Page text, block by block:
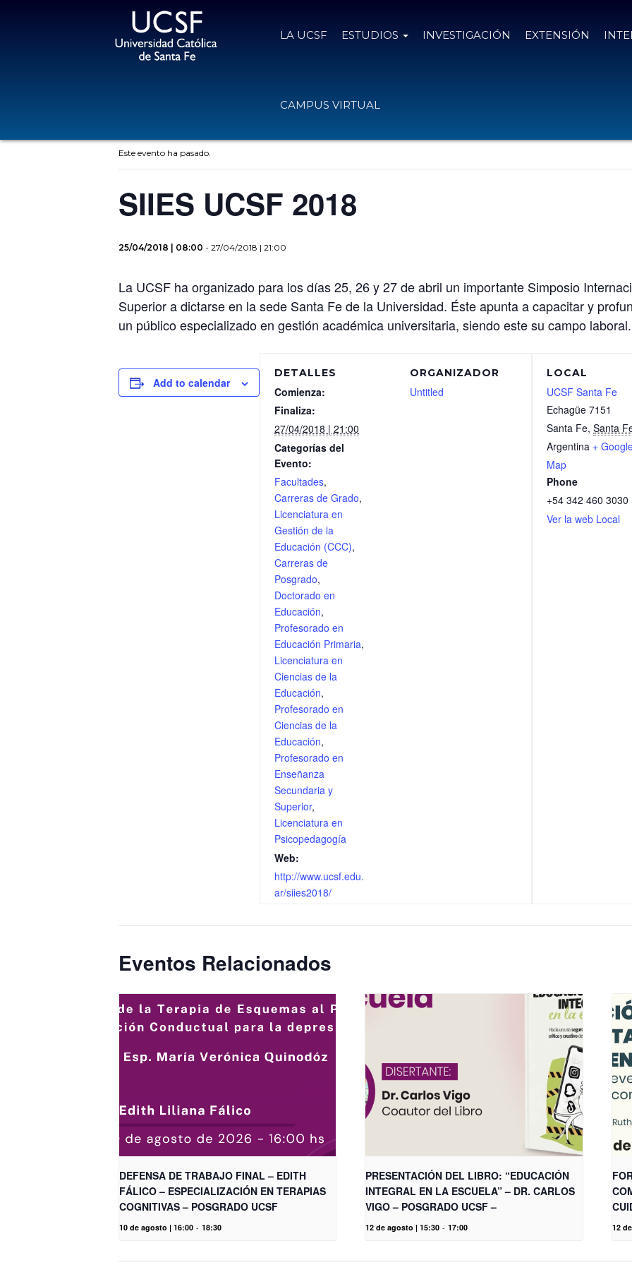
LA UCSF ESTUDIOS INVESTIGACIÓN EXTENSIÓN
CAMPUS VIRTUAL
Este evento ha pasado.
SIIES UCSF 2018
25/04/2018 | 08:00 - 27/04/2018 | 21:00
La UCSF ha organizado para los días 25, 26 y 27 de abril un importante Simposio
Superior a dictarse en la sede Santa Fe de la Universidad. Éste apunta a capacitar y
un público especializado en gestión académica universitaria, siendo este su campo laboral.
Add to calendar
DETALLES
Comienza:
Finaliza:
27/04/2018 | 21:00
Categorías del
Evento:
Facultades,
Carreras de Grado,
Licenciatura en
Gestión de la
Educación (CCC),
Carreras de
Posgrado,
Doctorado en
Educación,
Profesorado en
Educación Primaria,
Licenciatura en
Ciencias de la
Educación,
Profesorado en
Ciencias de la
Educación,
Profesorado en
Enseñanza
Secundaria y
Superior,
Licenciatura en
Psicopedagogía
Web:
http://www.ucsf.edu.
ar/siies2018/
ORGANIZADOR
Untitled
LOCAL
UCSF Santa Fe
Echagüe 7151
Santa Fe, Santa
Argentina +
Map
Phone
+54 342 460 3030
Ver la web Local
Eventos Relacionados
DEFENSA DE TRABAJO FINAL – EDITH
FÁLICO – ESPECIALIZACIÓN EN TERAPIAS
COGNITIVAS – POSGRADO UCSF
10 de agosto | 16:00 - 18:30
PRESENTACIÓN DEL LIBRO: “EDUCACIÓN
INTEGRAL EN LA ESCUELA” – DR. CARLOS
VIGO – POSGRADO UCSF –
12 de agosto | 15:30 - 17:00 12